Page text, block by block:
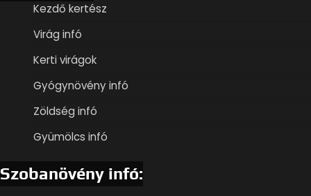
Kezdő kertész
Virág infó
Kerti virágok
Gyógynövény infó
Zöldség infó
Gyümölcs infó
Szobanövény infó: